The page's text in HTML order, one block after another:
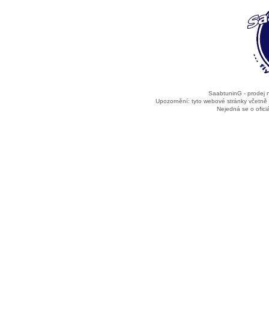
SaabtuninG - prodej
Upozornění: tyto webové stránky
Nejedná se o